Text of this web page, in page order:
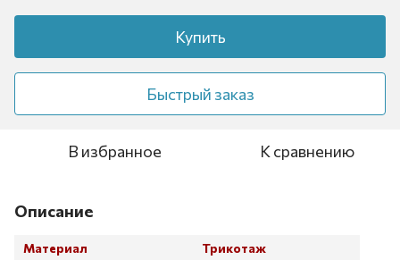
Купить
Быстрый заказ
В избранное К сравнению
Описание
Материал
Трикотаж